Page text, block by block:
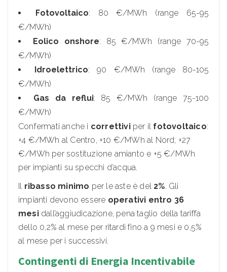
Fotovoltaico: 80 €/MWh (range 65-95
€/MWh)
Eolico onshore: 85 €/MWh (range 70-95
€/MWh)
Idroelettrico: 90 €/MWh (range 80-105
€/MWh)
Gas da reflui: 85 €/MWh (range 75-100
€/MWh)
Confermati anche i correttivi per il fotovoltaico:
+4 €/MWh al Centro, +10 €/MWh al Nord; +27
€/MWh per sostituzione amianto e +5 €/MWh
per impianti su specchi d’acqua.
Il ribasso minimo per le aste è del 2%. Gli
impianti devono essere operativi entro 36
mesidall’aggiudicazione, pena taglio della tariffa
dello 0,2% al mese per ritardi fino a 9 mesi e 0,5%
al mese per i successivi.
Contingenti di Energia Incentivabile